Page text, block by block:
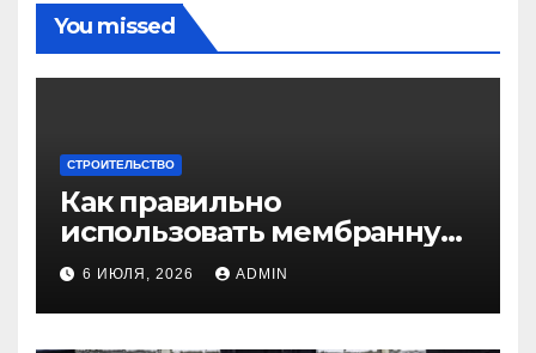
You missed
СТРОИТЕЛЬСТВО
Как правильно
использовать мембранную
плёнку для
гидроизоляции крыши
дома
6 ИЮЛЯ, 2026 ADMIN